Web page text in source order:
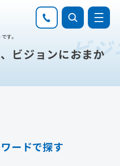
す。
ビジ
ビジョンにおまか
ードで探す